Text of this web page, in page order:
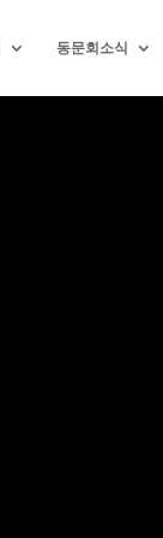
동문회소식